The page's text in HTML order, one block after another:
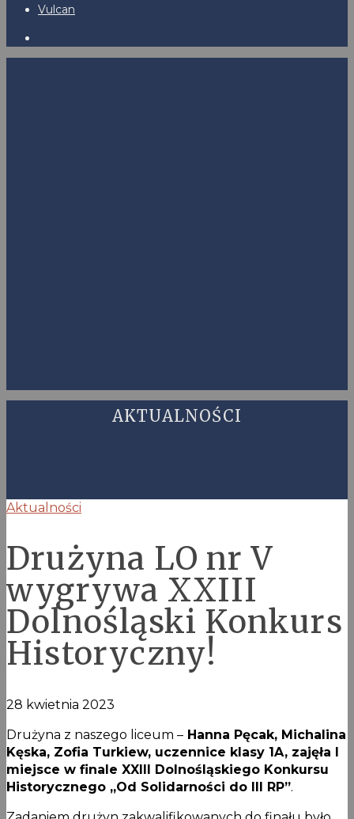
Vulcan
AKTUALNOŚCI
Aktualności
Drużyna LO nr V
wygrywa XXIII
Dolnośląski Konkurs
Historyczny!
28 kwietnia 2023
Drużyna z naszego liceum – Hanna Pęcak, Michalina
Kęska, Zofia Turkiew, uczennice klasy 1A, zajęła I
miejsce w finale XXIII Dolnośląskiego Konkursu
Historycznego „Od Solidarności do III RP”.